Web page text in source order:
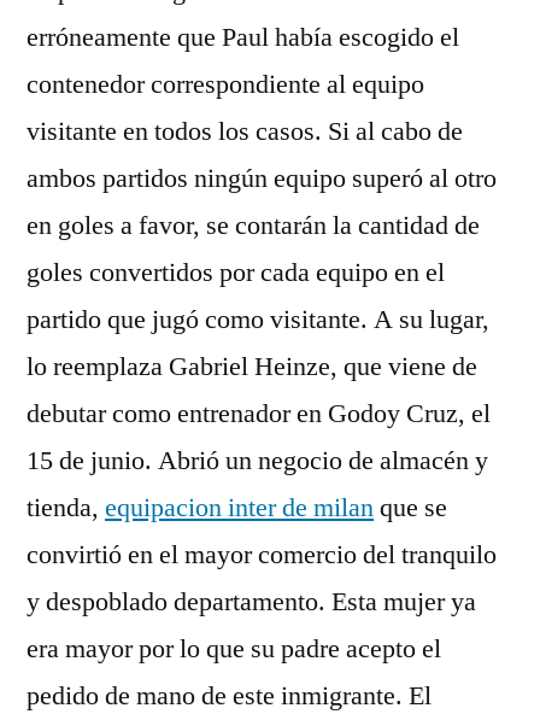
erróneamente que Paul había escogido el
contenedor correspondiente al equipo
visitante en todos los casos. Si al cabo de
ambos partidos ningún equipo superó al otro
en goles a favor, se contarán la cantidad de
goles convertidos por cada equipo en el
partido que jugó como visitante. A su lugar,
lo reemplaza Gabriel Heinze, que viene de
debutar como entrenador en Godoy Cruz, el
15 de junio. Abrió un negocio de almacén y
tienda, equipacion inter de milanque se
convirtió en el mayor comercio del tranquilo
y despoblado departamento. Esta mujer ya
era mayor por lo que su padre acepto el
pedido de mano de este inmigrante. El